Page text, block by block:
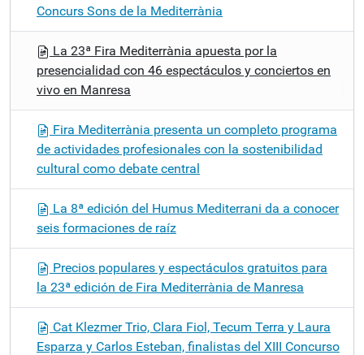
Concurs Sons de la Mediterrània
La 23ª Fira Mediterrània apuesta por la
presencialidad con 46 espectáculos y conciertos en
vivo en Manresa
Fira Mediterrània presenta un completo programa
de actividades profesionales con la sostenibilidad
cultural como debate central
La 8ª edición del Humus Mediterrani da a conocer
seis formaciones de raíz
Precios populares y espectáculos gratuitos para
la 23ª edición de Fira Mediterrània de Manresa
Cat Klezmer Trio, Clara Fiol, Tecum Terra y Laura
Esparza y Carlos Esteban, finalistas del XIII Concurso